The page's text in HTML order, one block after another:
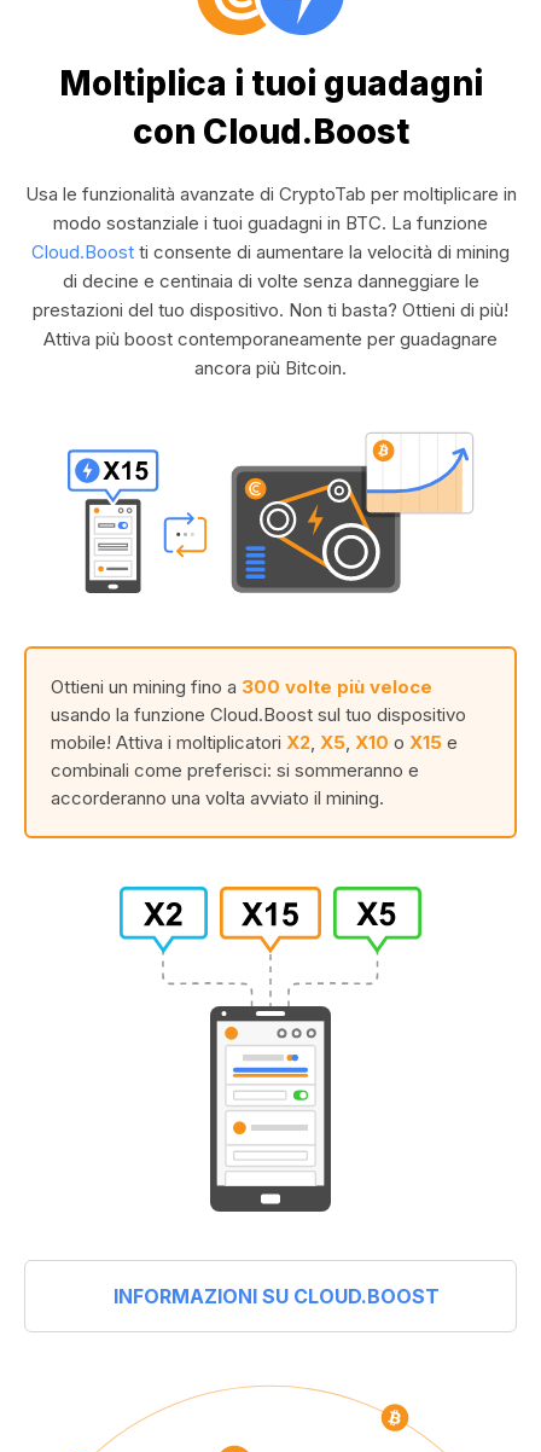
Moltiplica i tuoi guadagni
con Cloud.Boost
Usa le funzionalità avanzate di CryptoTab per moltiplicare in
modo sostanziale i tuoi guadagni in BTC. La funzione
Cloud.Boost ti consente di aumentare la velocità di mining
di decine e centinaia di volte senza danneggiare le
prestazioni del tuo dispositivo. Non ti basta? Ottieni di più!
Attiva più boost contemporaneamente per guadagnare
ancora più Bitcoin.
Ottieni un mining fino a 300 volte più veloce
usando la funzione Cloud.Boost sul tuo dispositivo
mobile! Attiva i moltiplicatori X2 X5 X10 o X15 e
combinali come preferisci: si sommeranno e
accorderanno una volta avviato il mining.
INFORMAZIONI SU CLOUD.BOOST